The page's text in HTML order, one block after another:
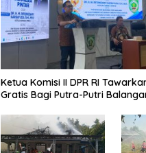
Ketua Komisi II DPR RI
Gratis Bagi Putra-Putri